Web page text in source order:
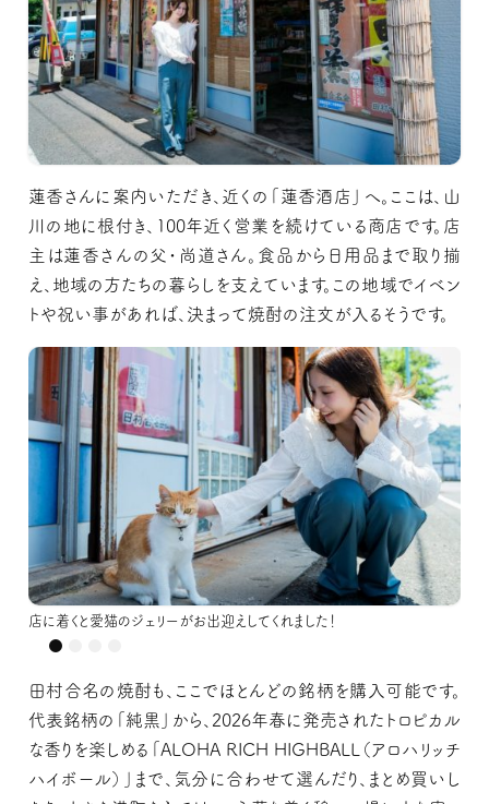
蓮香さんに案内いただき、近くの「蓮香酒店」へ。ここは、山
川の地に根付き、100年近く営業を続けている商店です。店
主は蓮香さんの父・尚道さん。食品から日用品まで取り揃
え、地域の方たちの暮らしを支えています。この地域でイベン
トや祝い事があれば、決まって焼酎の注文が入るそうです。
店に着くと愛猫のジェリーがお出迎えしてくれました！
店に着くと愛猫のジェリーがお出迎えしてくれました！
店に着くと愛猫のジェリーがお出迎えしてくれました！
田村合名の焼酎も、ここでほとんどの銘柄を購入可能です。
代表銘柄の「純黒」から、2026年春に発売されたトロピカル
な香りを楽しめる「ALOHA RICH HIGHBALL（アロハリッチ
ハイボール）」まで、気分に合わせて選んだり、まとめ買いし